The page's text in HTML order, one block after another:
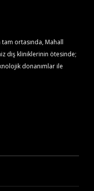
tam ortasında, Mahall
diş kliniklerinin ötesinde;
donanımlar ile